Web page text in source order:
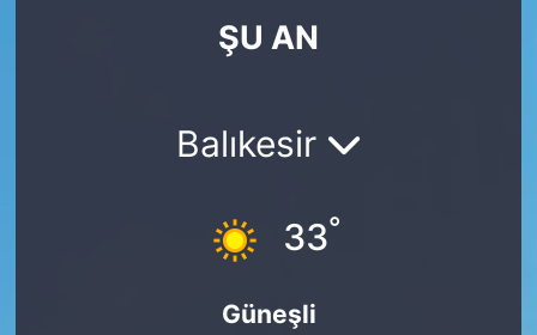
ŞU AN
Balıkesir
33°
Güneşli
KÖŞE YAZILARI
KÜLTÜR SANAT